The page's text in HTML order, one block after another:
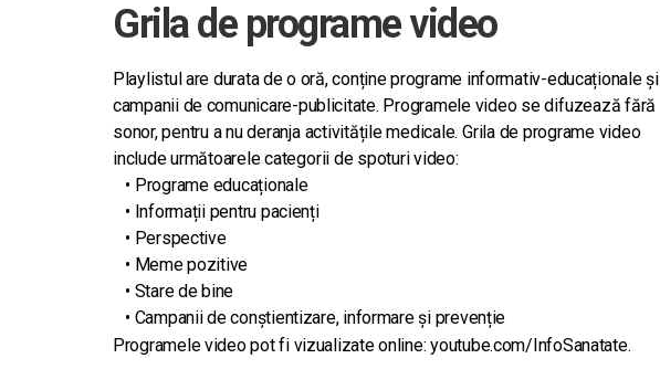
Grila de programe video
Playlistul are durata de o oră, conține programe informativ-educaționale și
campanii de comunicare-publicitate. Programele video se difuzează fără
sonor, pentru a nu deranja activitățile medicale. Grila de programe video
include următoarele categorii de spoturi video:
• Programe educaționale
• Informații pentru pacienți
• Perspective
• Meme pozitive
• Stare de bine
• Campanii de conștientizare, informare și prevenție
Programele video pot fi vizualizate online:youtube.com/InfoSanatate.